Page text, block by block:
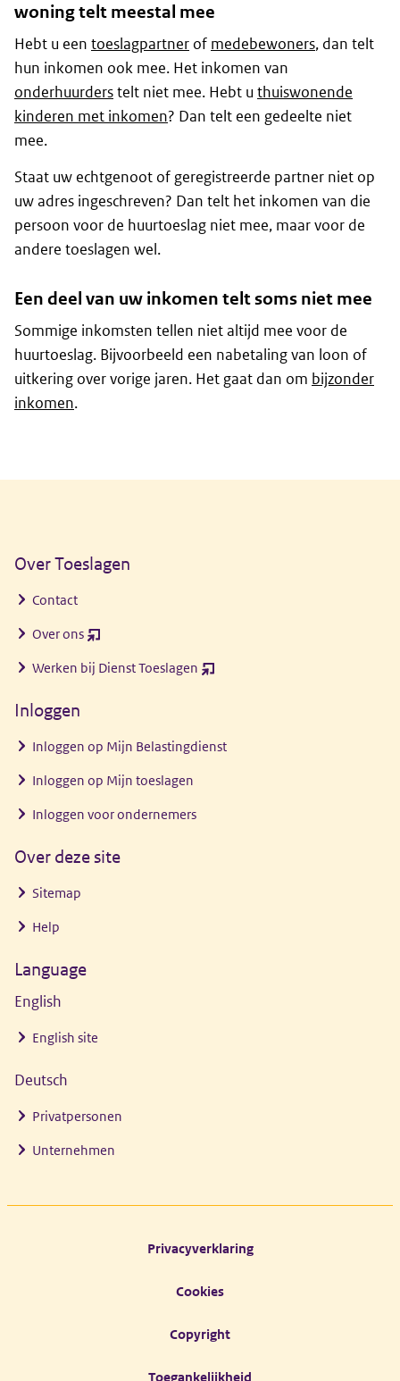
woning telt meestal mee
Hebt u een toeslagpartner of medebewoners, dan telt
hun inkomen ook mee. Het inkomen van
onderhuurderstelt niet mee. Hebt u thuiswonende
kinderen met inkomen? Dan telt een gedeelte niet
mee.
Staat uw echtgenoot of geregistreerde partner niet op
uw adres ingeschreven? Dan telt het inkomen van die
persoon voor de huurtoeslag niet mee, maar voor de
andere toeslagen wel.
Een deel van uw inkomen telt soms niet mee
Sommige inkomsten tellen niet altijd mee voor de
huurtoeslag. Bijvoorbeeld een nabetaling van loon of
uitkering over vorige jaren. Het gaat dan om bijzonder
inkomen.
Over Toeslagen
Contact
Over ons (opent
venster)
Werken bij Dienst Toeslagen (opent
Inloggen
Inloggen op Mijn Belastingdienst
Inloggen op Mijn toeslagen
Inloggen voor ondernemers
Over deze site
Sitemap
Help
Language
English
English site
Deutsch
Privatpersonen
Unternehmen
Privacyverklaring
Cookies
Copyright
Toegankelijkheid